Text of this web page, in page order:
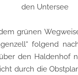
den Untersee
grünen
folgend
den Haldenhof
durch die